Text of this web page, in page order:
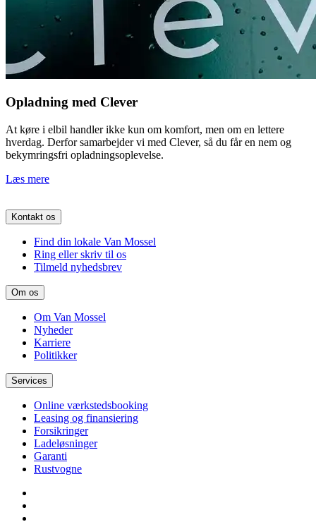
Opladning med Clever
At køre i elbil handler ikke kun om komfort, men om en lettere
hverdag. Derfor samarbejder vi med Clever, så du får en nem og
bekymringsfri opladningsoplevelse.
Læs mere
Kontakt os
Find din lokale Van Mossel
Ring eller skriv til os
Tilmeld nyhedsbrev
Om os
Om Van Mossel
Nyheder
Karriere
Politikker
Services
Online værkstedsbooking
Leasing og finansiering
Forsikringer
Ladeløsninger
Garanti
Rustvogne